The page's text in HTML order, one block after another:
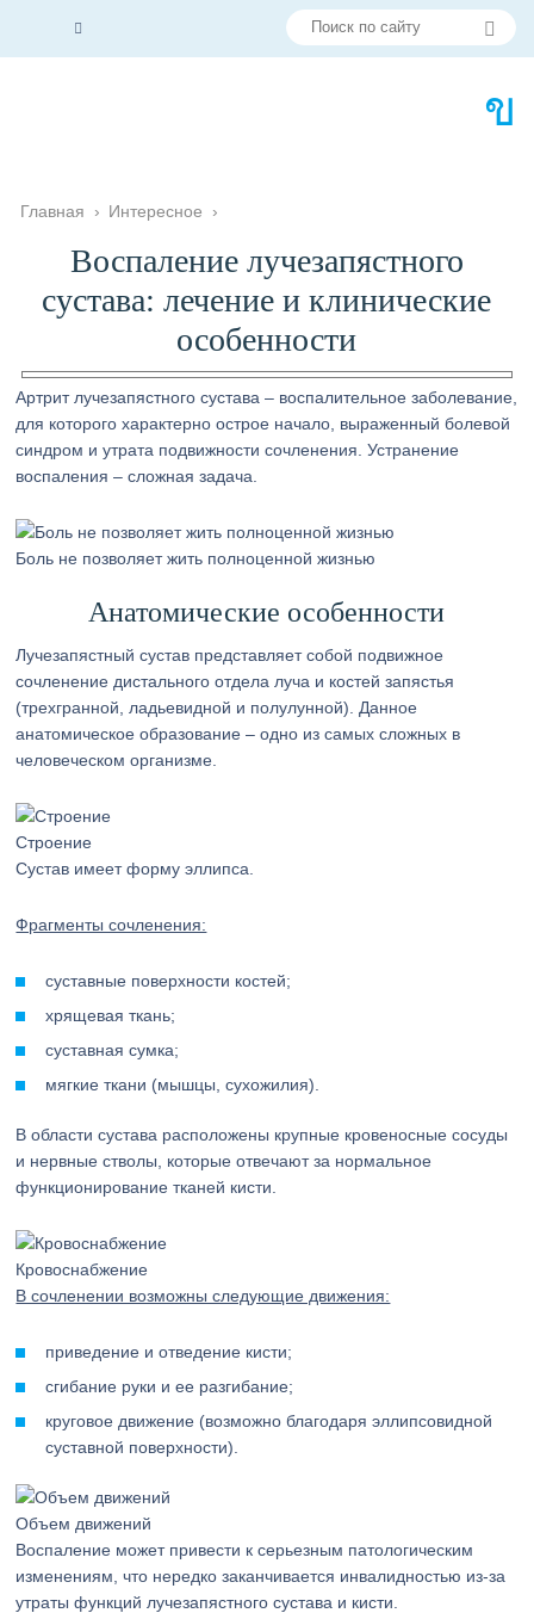
Главная › Интересное ›
Воспаление лучезапястного
сустава: лечение и клинические
особенности
Артрит лучезапястного сустава – воспалительное заболевание,
для которого характерно острое начало, выраженный болевой
синдром и утрата подвижности сочленения. Устранение
воспаления – сложная задача.
Боль не позволяет жить полноценной жизнью
Анатомические особенности
Лучезапястный сустав представляет собой подвижное
сочленение дистального отдела луча и костей запястья
(трехгранной, ладьевидной и полулунной). Данное
анатомическое образование – одно из самых сложных в
человеческом организме.
Строение
Сустав имеет форму эллипса.
Фрагменты сочленения:
суставные поверхности костей;
хрящевая ткань;
суставная сумка;
мягкие ткани (мышцы, сухожилия).
В области сустава расположены крупные кровеносные сосуды
и нервные стволы, которые отвечают за нормальное
функционирование тканей кисти.
Кровоснабжение
В сочленении возможны следующие движения:
приведение и отведение кисти;
сгибание руки и ее разгибание;
круговое движение (возможно благодаря эллипсовидной
суставной поверхности).
Объем движений
Воспаление может привести к серьезным патологическим
изменениям, что нередко заканчивается инвалидностью из-за
утраты функций лучезапястного сустава и кисти.